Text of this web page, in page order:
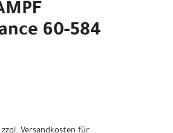
60-584
Versandkosten für